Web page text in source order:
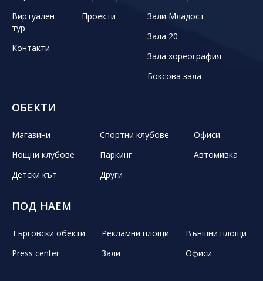
Виртуален
тур
Проекти
Контакти
Зали Младост
Зала 20
Зала хореография
Боксова зала
ОБЕКТИ
Магазини Спортни клубове
Офиси
Нощни клубове
Паркинг
Автомивка
Детски кът
Други
ПОД НАЕМ
Търговски обекти Рекламни площи
Външни площи
Press center
Зали Офиси